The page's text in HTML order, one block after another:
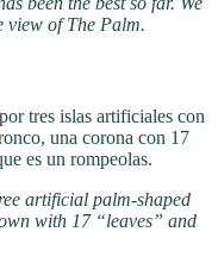
view of The Palm.
tres islas artificiales con
una corona con 17
es un rompeolas.
artificial palm-shaped
with 17 “leaves” and